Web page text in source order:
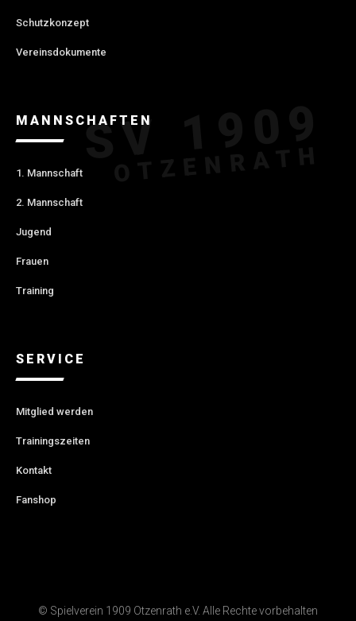
Schutzkonzept
Vereinsdokumente
MANNSCHAFTEN
1. Mannschaft
2. Mannschaft
Jugend
Frauen
Training
SERVICE
Mitglied werden
Trainingszeiten
Kontakt
Fanshop
© Spielverein 1909 Otzenrath e.V. Alle Rechte vorbehalten